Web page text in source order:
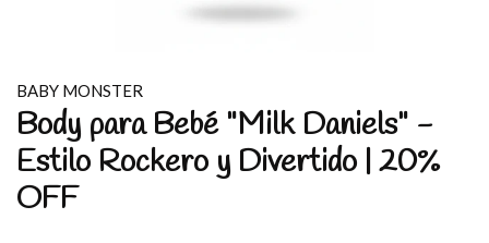
BABY MONSTER
Body para Bebé "Milk Daniels" -
Estilo Rockero y Divertido | 20%
OFF